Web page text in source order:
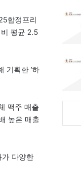
합정프리
평균 2.5
기획한 ‘하
맥주 매출
높은 매출
가 다양한